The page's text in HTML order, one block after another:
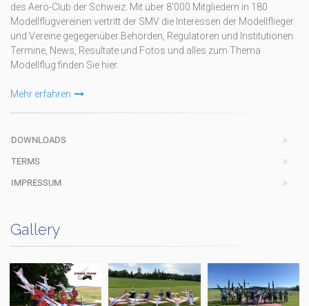
des Aero-Club der Schweiz. Mit über 8'000 Mitgliedern in 180
Modellflugvereinen vertritt der SMV die Interessen der Modellflieger
und Vereine gegegenüber Behörden, Regulatoren und Institutionen.
Termine, News, Resultate und Fotos und alles zum Thema
Modellflug finden Sie hier.
Mehr erfahren
DOWNLOADS
TERMS
IMPRESSUM
Gallery